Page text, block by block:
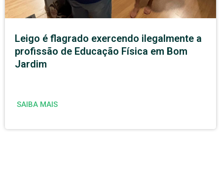
Leigo é flagrado exercendo ilegalmente a
profissão de Educação Física em Bom
Jardim
SAIBA MAIS